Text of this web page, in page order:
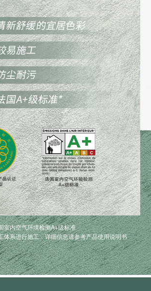
室内空气环境检测A+级标准
体系进行施工，详细信息请参考产品使用说明书